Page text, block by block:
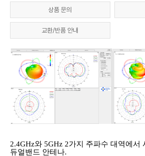
상품 문의
교환/반품 안내
2.4GHz와 5GHz 2가지 주파수 대역에서
듀얼밴드 안테나.